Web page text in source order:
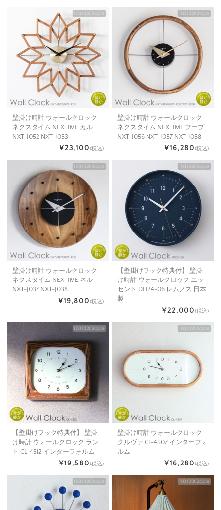
壁掛け時計 ウォールクロック
ネクスタイム NEXTIME カル
NXT-J052 NXT-J053
¥23,100(税込)
壁掛け時計 ウォールクロック
ネクスタイム NEXTIME フープ
NXT-J056 NXT-J057 NXT-J058
¥16,280(税込)
壁掛け時計 ウォールクロック
ネクスタイム NEXTIME ネル
NXT-J037 NXT-J038
¥19,800(税込)
【壁掛けフック特典付】 壁掛
け時計 ウォールクロック エッ
セント DFI24-06 レムノス 日本
製
¥22,000(税込)
【壁掛けフック特典付】 壁掛
け時計 ウォールクロック ラン
ト CL-4512 インターフォルム
¥19,580(税込)
壁掛け時計 ウォールクロック
クルヴァ CL-4507 インターフォ
ルム
¥16,280(税込)